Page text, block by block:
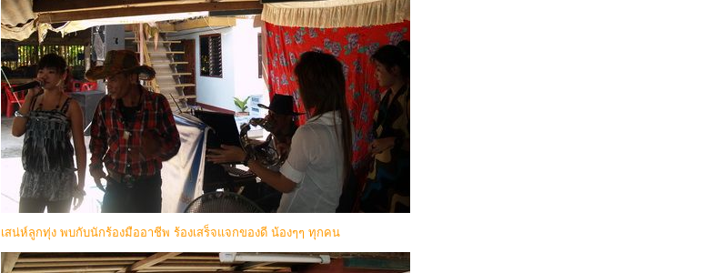
เสน่ห์ลูกทุ่ง พบกับนักร้องมืออาชีพ ร้องเสร็จแจกของดี น้องๆๆ ทุกคน